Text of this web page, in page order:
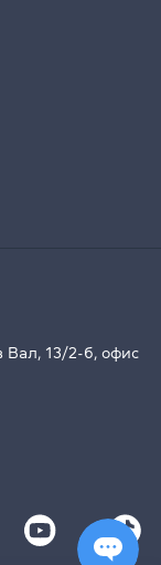
Вал, 13/2-б, офис